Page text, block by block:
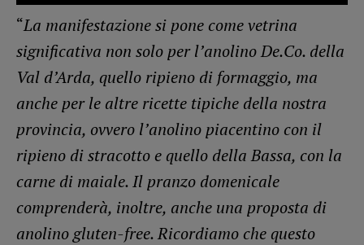
“La manifestazione si pone come vetrina
significativa non solo per l’anolino De.Co. della
Val d’Arda, quello ripieno di formaggio, ma
anche per le altre ricette tipiche della nostra
provincia, ovvero l’anolino piacentino con il
ripieno di stracotto e quello della Bassa, con la
carne di maiale. Il pranzo domenicale
comprenderà, inoltre, anche una proposta di
anolino gluten-free. Ricordiamo che questo